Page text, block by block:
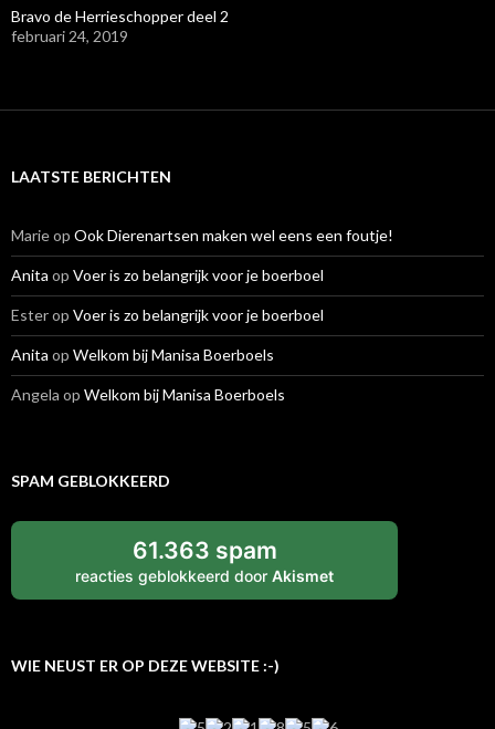
Bravo de Herrieschopper deel 2
februari 24, 2019
LAATSTE BERICHTEN
Marieop Ook Dierenartsen maken wel eens een foutje!
Anita op Voer is zo belangrijk voor je boerboel
Esterop Voer is zo belangrijk voor je boerboel
Anita op Welkom bij Manisa Boerboels
Angela op Welkom bij Manisa Boerboels
SPAM GEBLOKKEERD
61.363 spam
reacties geblokkeerd door Akismet
WIE NEUST ER OP DEZE WEBSITE :-)